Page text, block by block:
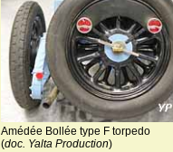
Amédée Bollée type F torpedo
(doc. Yalta Production)